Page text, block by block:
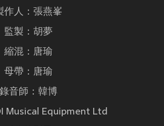
作人：張燕峯
監製：胡夢
縮混：唐瑜
母帶：唐瑜
錄音師：韓博
Musical Equipment Ltd